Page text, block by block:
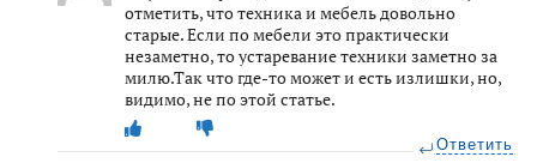
отметить, что техника и мебель довольно
старые. Если по мебели это практически
незаметно, то устаревание техники заметно за
милю.Так что где-то может и есть излишки, но,
видимо, не по этой статье.
Ответить